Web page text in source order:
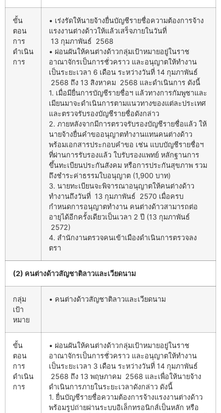
ขั้น
ตอน
การ
ดำเนิน
การ
• เร่งรัดให้นายจ้างยื่นบัญชีรายชื่อความต้องการจ้าง
แรงงานต่างด้าวให้แล้วเสร็จภายในวันที่
13 กุมภาพันธ์ 2568
• ผ่อนผันให้คนต่างด้าวกลุ่มเป้าหมายอยู่ในราช
อาณาจักรเป็นการชั่วคราว และอนุญาตให้ทำงาน
เป็นระยะเวลา 6 เดือน ระหว่างวันที่ 14 กุมภาพันธ์
2568 ถึง 13 สิงหาคม 2568 และดำเนินการ ดังนี้
1. เมื่อมียื่นการบัญชีรายชื่อฯ แล้วทางการกัมพูชาและ
เมียนมาจะดำเนินการตามแนวทางของแต่ละประเทศ
และตรวจรับรองบัญชีรายชื่อดังกล่าว
2. ภายหลังจากมีการตรวจรับรองบัญชีรายชื่อแล้ว ให้
นายจ้างยื่นคำขออนุญาตทำงานแทนคนต่างด้าว
พร้อมเอกสารประกอบคำขอ เช่น แบบบัญชีรายชื่อฯ
ที่ผ่านการรับรองแล้ว ใบรับรองแพทย์ หลักฐานการ
ขึ้นทะเบียนประกันสังคม หรือการประกันสุขภาพ รวม
ถึงชำระค่าธรรมใบอนุญาต (1,900 บาท)
3. นายทะเบียนจะพิจารณาอนุญาตให้คนต่างด้าว
ทำงานถึงวันที่ 13 กุมภาพันธ์ 2570 เมื่อครบ
กำหนดการอนุญาตทำงาน คนต่างด้าวสามารถต่อ
อายุได้อีกครั้งเดียวเป็นเวลา 2 ปี (13 กุมภาพันธ์
2572)
4. สำนักงานตรวจคนเข้าเมืองดำเนินการตรวจลง
ตรา
(2) คนต่างด้าวสัญชาติลาวและเวียดนาม
กลุ่ม
เป้า
หมาย
• คนต่างด้าวสัญชาติลาวและเวียดนาม
ขั้น
ตอน
การ
ดำเนิน
การ
• ผ่อนผันให้คนต่างด้าวกลุ่มเป้าหมายอยู่ในราช
อาณาจักรเป็นการชั่วคราว และอนุญาตให้ทำงาน
เป็นระยะเวลา 3 เดือน ระหว่างวันที่ 14 กุมภาพันธ์
2568 ถึง 13 พฤษภาคม 2568 และเพื่อให้นายจ้าง
ดำเนินการภายในระยะเวลาดังกล่าว ดังนี้
1. ยื่นบัญชีรายชื่อความต้องการจ้างแรงงานต่างด้าว
พร้อมรูปถ่ายผ่านระบบอิเล็กทรอนิกส์เป็นหลัก หรือ